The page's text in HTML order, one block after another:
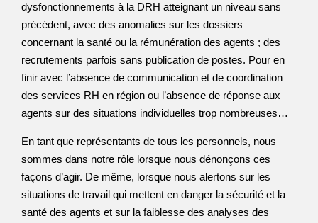
dysfonctionnements à la DRH atteignant un niveau sans
précédent, avec des anomalies sur les dossiers
concernant la santé ou la rémunération des agents ; des
recrutements parfois sans publication de postes. Pour en
finir avec l’absence de communication et de coordination
des services RH en région ou l’absence de réponse aux
agents sur des situations individuelles trop nombreuses…
En tant que représentants de tous les personnels, nous
sommes dans notre rôle lorsque nous dénonçons ces
façons d’agir. De même, lorsque nous alertons sur les
situations de travail qui mettent en danger la sécurité et la
santé des agents et sur la faiblesse des analyses des